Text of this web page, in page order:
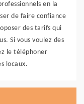
en la
de faire confiance
des tarifs qui
Si vous voulez des
le téléphoner
locaux.